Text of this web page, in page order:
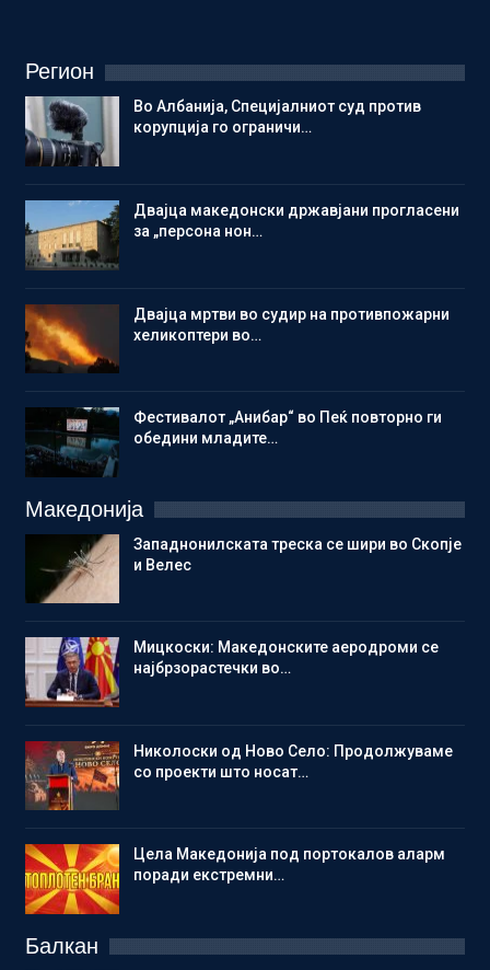
Регион
Во Албанија, Специјалниот суд против
корупција го ограничи…
Двајца македонски државјани прогласени
за „персона нон…
Двајца мртви во судир на противпожарни
хеликоптери во…
Фестивалот „Анибар“ во Пеќ повторно ги
обедини младите…
Македонија
Западнонилската треска се шири во Скопје
и Велес
Мицкоски: Македонските аеродроми се
најбрзорастечки во…
Николоски од Ново Село: Продолжуваме
со проекти што носат…
Цела Македонија под портокалов аларм
поради екстремни…
Балкан